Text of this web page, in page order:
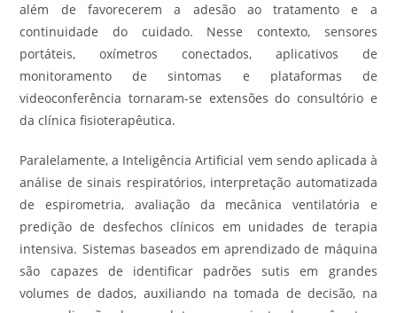
além de favorecerem a adesão ao tratamento e a
continuidade do cuidado. Nesse contexto, sensores
portáteis, oxímetros conectados, aplicativos de
monitoramento de sintomas e plataformas de
videoconferência tornaram-se extensões do consultório e
da clínica fisioterapêutica.
Paralelamente, a Inteligência Artificial vem sendo aplicada à
análise de sinais respiratórios, interpretação automatizada
de espirometria, avaliação da mecânica ventilatória e
predição de desfechos clínicos em unidades de terapia
intensiva. Sistemas baseados em aprendizado de máquina
são capazes de identificar padrões sutis em grandes
volumes de dados, auxiliando na tomada de decisão, na